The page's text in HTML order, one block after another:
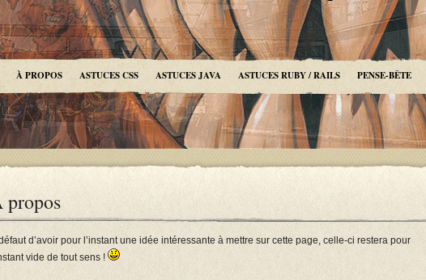
À PROPOS ASTUCES CSS ASTUCES JAVA ASTUCES RUBY / RAILS PENSE-BÊTE
propos
d’avoir pour l’instant une idée intéressante à mettre sur cette page, celle-ci restera pour
vide de tout sens !